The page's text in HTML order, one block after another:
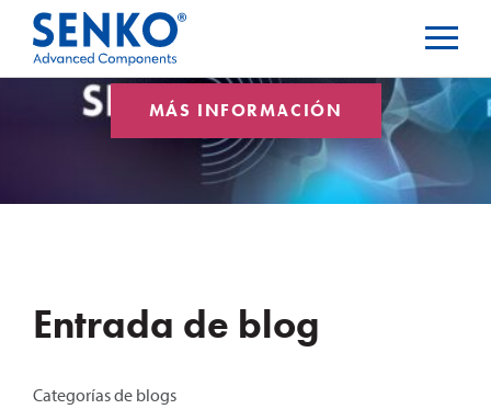
MÁS INFORMACIÓN
Entrada de blog
Categorías de blogs